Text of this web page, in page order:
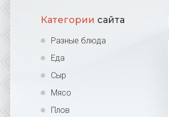
Категории сайта
Разные блюда
Еда
Сыр
Мясо
Плов